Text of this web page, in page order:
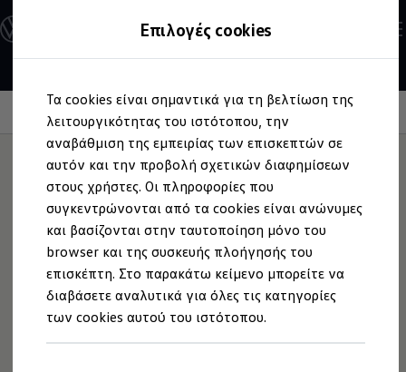
Επιλογές cookies
Τα cookies είναι σημαντικά για τη βελτίωση της
λειτουργικότητας του ιστότοπου, την
αναβάθμιση της εμπειρίας των επισκεπτών σε
αυτόν και την προβολή σχετικών διαφημίσεων
στους χρήστες. Οι πληροφορίες που
συγκεντρώνονται από τα cookies είναι ανώνυμες
και βασίζονται στην ταυτοποίηση μόνο του
browser και της συσκευής πλοήγησής του
επισκέπτη. Στο παρακάτω κείμενο μπορείτε να
διαβάσετε αναλυτικά για όλες τις κατηγορίες
των cookies αυτού του ιστότοπου.
στο
περιεχόμενο
στο
footer
Ανακαλύψτε τα Μοντέλα
Διαμορφώστε το Volkswagen σας
Επαγγελματικά Οχήματα Volkswagen
Ηλεκτρικά & eHybrid μοντέλα
Ηλεκτρικά μοντέλα
ID.3 Neo
Νέο ID. Polo
ID.4
ID.4 GTX
ID.5
ID.5 GTX
ID.7
ID.7 GTX
ID. Buzz
ID. Buzz Cargo
ID. CROSS
eHybrid μοντέλα
Golf GTE
Information
ΕνεργήΠαραλαβή
Πριν από την εκτέλεση οποιαδήποτε επισκευής, ο
συνεργάτης της Volkswagenθα πραγματοποιήσει,
παρουσία σας και στα πλαίσια παραλαβής, έναν δωρεάν
οπτικό έλεγχο του Volkswagenσας – από τα φρένα μέχρι
τον κινητήρα. Θα σας συμβουλεύσει και θα σας δώσει μια